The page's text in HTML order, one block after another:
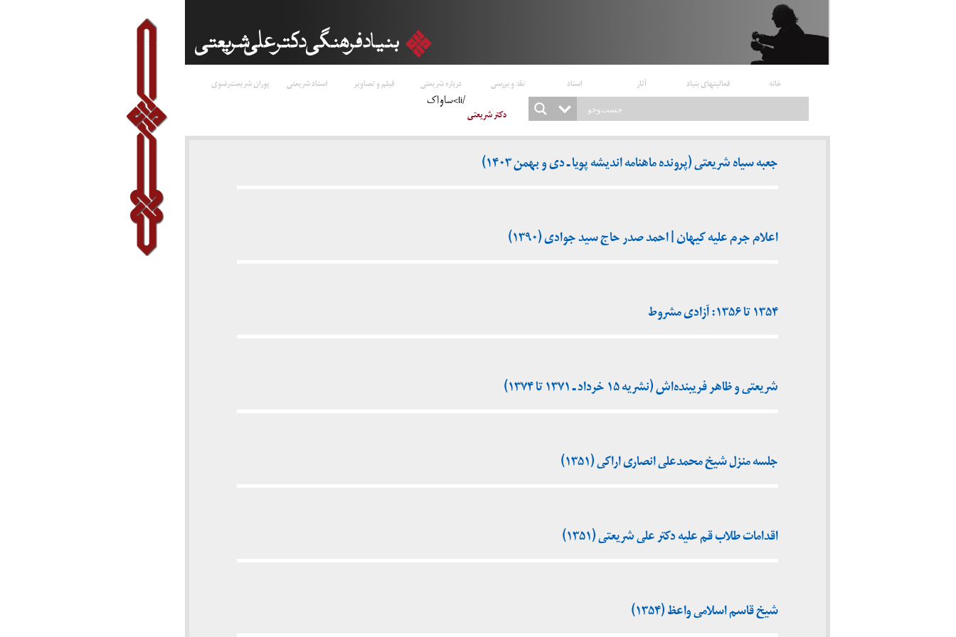
خانه فعالیتهای بنیاد آثار اسناد نقد و بررسی درباره شریعتی فیلم و تصاویر استاد شریعتی پوران شریعت‌رضوی
دکتر شریعتی
/li>ساواک
جعبه سیاه شریعتی (پرونده ماهنامه اندیشه پویا ـ دی و بهمن ۱۴۰۳)
اعلام جرم علیه کیهان | احمد صدر حاج سید جوادی (۱۳۹۰)
۱۳۵۴ تا ۱۳۵۶: آزادی مشروط
شریعتی و ظاهر فریبنده‌اش (نشریه ۱۵ خرداد ـ ۱۳۷۱ تا ۱۳۷۴)
جلسه منزل شیخ محمدعلی انصاری اراکی (۱۳۵۱)
اقدامات طلاب قم علیه دکتر علی شریعتی (۱۳۵۱)
شیخ قاسم اسلامی واعظ (۱۳۵۴)